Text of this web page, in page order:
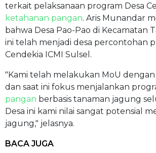
terkait pelaksanaan program Desa
ketahanan pangan. Aris Munandar
bahwa Desa Pao-Pao di Kecamatan
ini telah menjadi desa percontohan
Cendekia ICMI Sulsel.
"Kami telah melakukan MoU dengan
dan saat ini fokus menjalankan
pangan berbasis tanaman jagung
Desa ini kami nilai sangat potensial
jagung," jelasnya.
BACA JUGA